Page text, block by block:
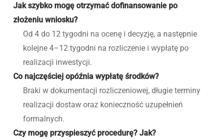
Jak szybko mogę otrzymać dofinansowanie po
złożeniu wniosku?
Od 4 do 12 tygodni na ocenę i decyzję, a następnie
kolejne 4–12 tygodni na rozliczenie i wypłatę po
realizacji inwestycji.
Co najczęściej opóźnia wypłatę środków?
Braki w dokumentacji rozliczeniowej, długie terminy
realizacji dostaw oraz konieczność uzupełnień
formalnych.
Czy mogę przyspieszyć procedurę? Jak?